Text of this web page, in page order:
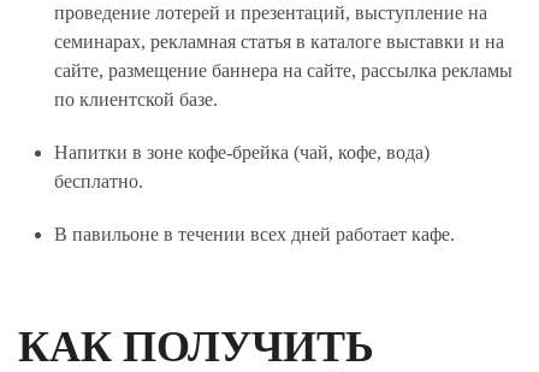
проведение лотерей и презентаций, выступление на
семинарах, рекламная статья в каталоге выставки и на
сайте, размещение баннера на сайте, рассылка рекламы
по клиентской базе.
Напитки в зоне кофе-брейка (чай, кофе, вода)
бесплатно.
В павильоне в течении всех дней работает кафе.
КАК ПОЛУЧИТЬ